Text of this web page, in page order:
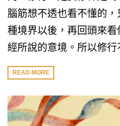
腦筋想不透也看不懂的
種境界以後，再回頭來
經所說的意境。所以修行
READ MORE